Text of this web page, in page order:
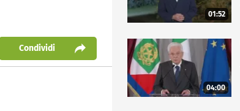
Condividi
01:52
04:00